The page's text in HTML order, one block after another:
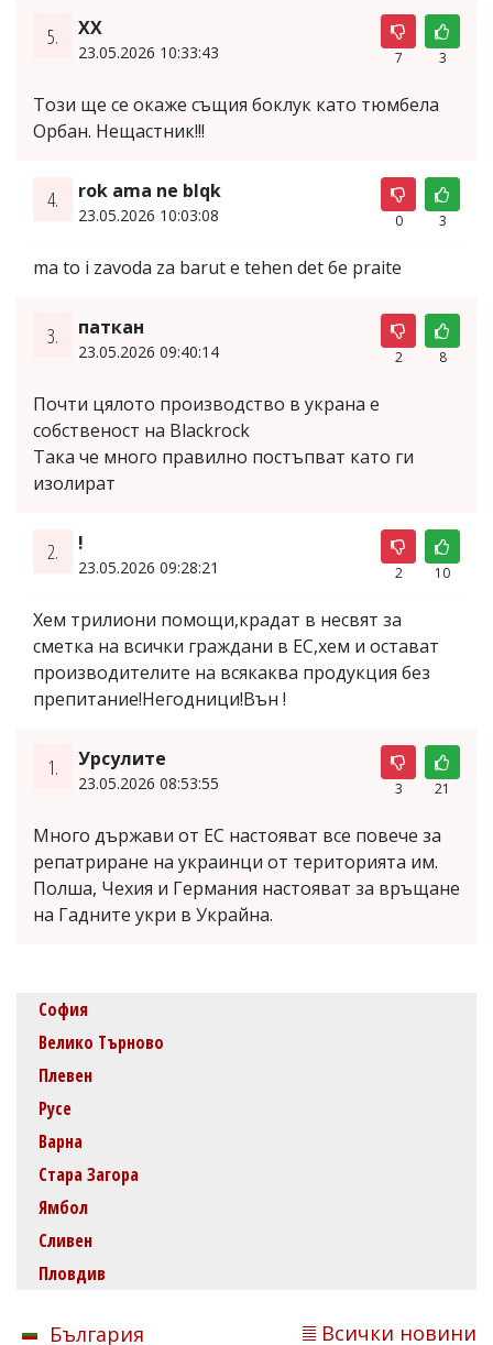
5. XX
23.05.2026 10:33:43 7 3
Този ще се окаже същия боклук като тюмбела
Орбан. Нещастник!!!
4. rok ama ne blqk
23.05.2026 10:03:08 0 3
ma to i zavoda za barut e tehen det 6e praite
3. паткан
23.05.2026 09:40:14 2 8
Почти цялото производство в украна е
собственост на Blackrock
Така че много правилно постъпват като ги
изолират
2. !
23.05.2026 09:28:21 2 10
Хем трилиони помощи,крадат в несвят за
сметка на всички граждани в ЕС,хем и остават
производителите на всякаква продукция без
препитание!Негодници!Вън !
1. Урсулите
23.05.2026 08:53:55 3 21
Много държави от ЕС настояват все повече за
репатриране на украинци от територията им.
Полша, Чехия и Германия настояват за връщане
на Гадните укри в Украйна.
София
Велико Търново
Плевен
Русе
Варна
Стара Загора
Ямбол
Сливен
Пловдив
България Всички новини